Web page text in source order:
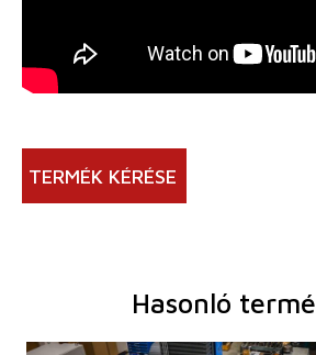
TERMÉK KÉRÉSE
Hasonló